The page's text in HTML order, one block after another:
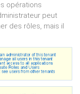
opérations
peut
des rôles, mais il